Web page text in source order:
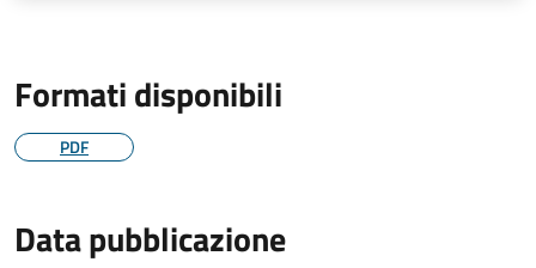
Formati disponibili
PDF
Data pubblicazione